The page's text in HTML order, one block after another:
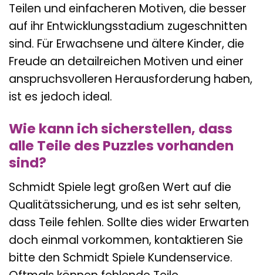
Teilen und einfacheren Motiven, die besser
auf ihr Entwicklungsstadium zugeschnitten
sind. Für Erwachsene und ältere Kinder, die
Freude an detailreichen Motiven und einer
anspruchsvolleren Herausforderung haben,
ist es jedoch ideal.
Wie kann ich sicherstellen, dass
alle Teile des Puzzles vorhanden
sind?
Schmidt Spiele legt großen Wert auf die
Qualitätssicherung, und es ist sehr selten,
dass Teile fehlen. Sollte dies wider Erwarten
doch einmal vorkommen, kontaktieren Sie
bitte den Schmidt Spiele Kundenservice.